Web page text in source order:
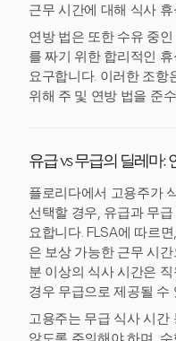
근무 시간에 대해 식사
연방 법은 또한 수유 중
를 짜기 위한 합리적인
요구합니다. 이러한 조항
위해 주 및 연방 법을 준
유급 vs 무급의 딜레마:
플로리다에서 고용주가
선택할 경우, 유급과 무
요합니다. FLSA에 따르
은 보상 가능한 근무 시
분 이상의 식사 시간은
경우 무급으로 제공될 수
고용주는 무급 식사 시간